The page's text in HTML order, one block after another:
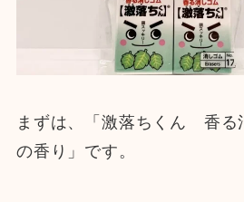
まずは、「激落ちくん 香
の香り」です。